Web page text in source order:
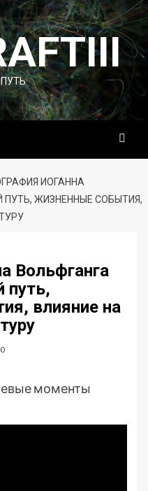
ИОГАННА
ПУТЬ, ЖИЗНЕННЫЕ СОБЫТИЯ,
Вольфганга
путь,
влияние на
0